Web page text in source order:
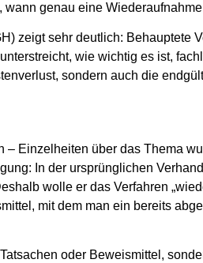
wann genau eine
zeigt sehr deutlich: Behauptete
wie wichtig es ist,
sondern auch die
– Einzelheiten über das Thema
In der ursprünglichen
wolle er das Verfahren
mit dem man ein bereits
oder Beweismittel,